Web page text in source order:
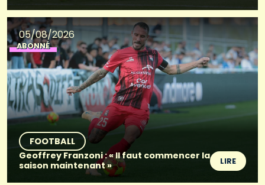
05/08/2026
ABONNÉ
FOOTBALL
Geoffrey Franzoni : « Il faut commencer la
saison maintenant »
LIRE